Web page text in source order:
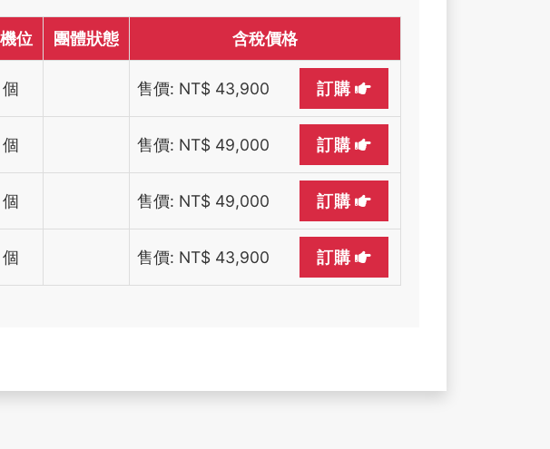
位 團體狀態 含稅價格
售價: NT$ 43,900 訂購
售價: NT$ 49,000 訂購
售價: NT$ 49,000 訂購
售價: NT$ 43,900 訂購